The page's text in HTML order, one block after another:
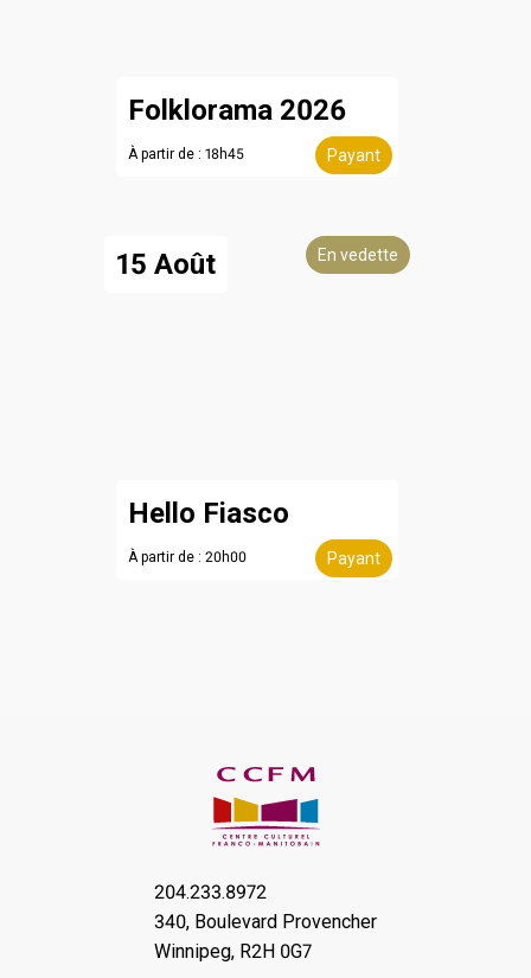
Folklorama 2026
À partir de : 18h45 Payant
15 Août En vedette
Hello Fiasco
À partir de : 20h00 Payant
204.233.8972
340, Boulevard Provencher
Winnipeg, R2H 0G7